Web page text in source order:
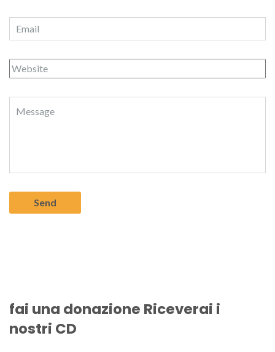
fai una donazione Riceverai i
nostri CD